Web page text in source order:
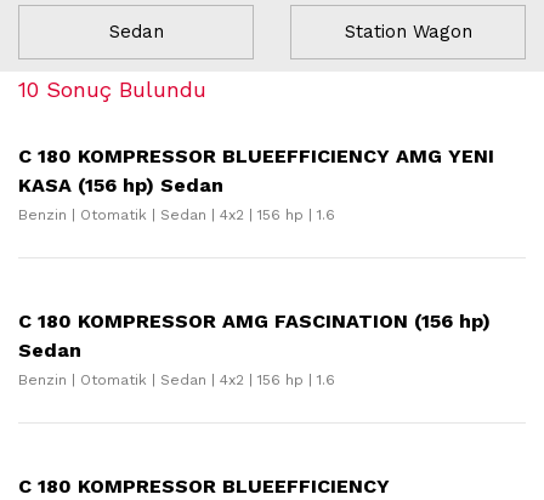
Sedan Station Wagon
10 Sonuç Bulundu
C 180 KOMPRESSOR BLUEEFFICIENCY AMG YENI
KASA (156 hp) Sedan
Benzin | Otomatik | Sedan | 4x2 | 156 hp | 1.6
C 180 KOMPRESSOR AMG FASCINATION (156 hp)
Sedan
Benzin | Otomatik | Sedan | 4x2 | 156 hp | 1.6
C 180 KOMPRESSOR BLUEEFFICIENCY